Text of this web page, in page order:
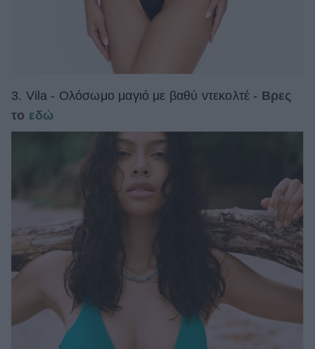
3. Vila - Ολόσωμο μαγιό με βαθύ ντεκολτέ - Βρες
το εδώ